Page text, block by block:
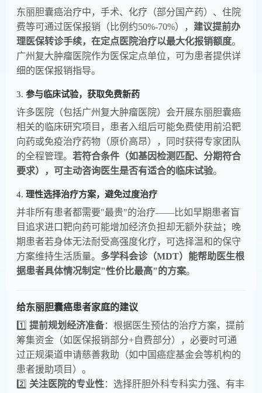
东丽胆囊癌治疗中，手术、化疗（部分国产药）、住院
费等可通过医保报销（比例约50%-70%），​ ​建议提前办
理医保转诊手续，在定点医院治疗以最大化报销额度​​。
广州复大肿瘤医院作为医保定点单位，可为患者提供详
细的医保报销指导。
3. ​​参与临床试验，获取免费新药​
许多医院（包括广州复大肿瘤医院）会开展东丽胆囊癌
相关的临床研究项目，患者入组后可能免费使用前沿靶
向药或免疫治疗药物（原价高昂），同时获得专家团队
的全程管理。​​若符合条件（如基因检测匹配、分期符合
要求），可主动咨询医生是否有适合的临床试验​​。
4. ​​理性选择治疗方案，避免过度治疗​
并非所有患者都需要"最贵"的治疗——比如早期患者盲
目追求进口靶向药可能增加经济负担却无额外获益；晚
期患者若身体无法耐受高强度化疗，可选择温和的保守
方案维持生活质量。​ ​多学科会诊（MDT）能帮助医生根
据患者具体情况制定"性价比最高"的方案​​。
给东丽胆囊癌患者家庭的建议
1️⃣ ​​提前规划经济准备​​：根据医生预估的治疗方案，提前
筹集资金（如医保报销部分+自费部分），必要时可通
过正规渠道申请慈善救助（如中国癌症基金会等机构的
患者援助项目）。
2️⃣ ​ ​关注医院的专业性​​：选择肝胆外科专科实力强、有丰